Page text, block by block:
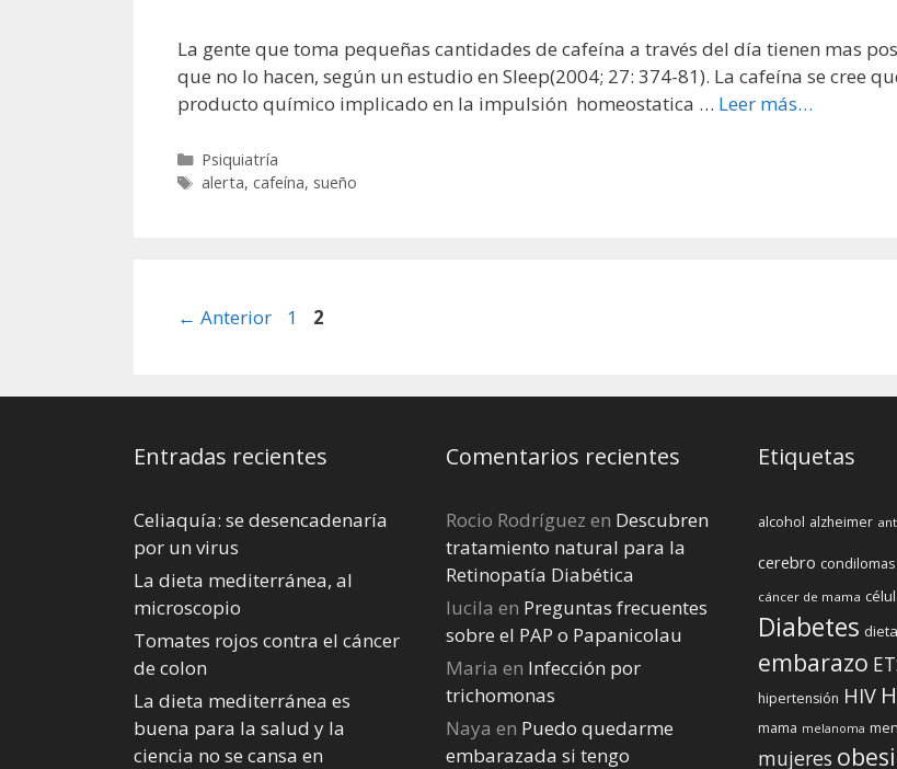
La gente que toma pequeñas cantidades de cafeína a través del día tienen mas
que no lo hacen, según un estudio en Sleep(2004; 27: 374-81). La cafeína se cree
producto químico implicado en la impulsión homeostatica … Leer más…
Categorías
Psiquiatría
Etiquetas
alerta, cafeína, sueño
← Anterior Página
1 Página
2
Entradas recientes
Celiaquía: se desencadenaría
por un virus
La dieta mediterránea, al
microscopio
Tomates rojos contra el cáncer
de colon
La dieta mediterránea es
buena para la salud y la
ciencia no se cansa en
Comentarios recientes
Rocio Rodríguez en Descubren
tratamiento natural para la
Retinopatía Diabética
lucila en Preguntas frecuentes
sobre el PAP o Papanicolau
Maria en Infección por
trichomonas
Naya en Puedo quedarme
embarazada si tengo
Etiquetas
alcohol alzheimer
cerebro condilomas
cáncer de mama
Diabetes dieta
embarazo
hipertensión HIV
mama melanoma
mujeres